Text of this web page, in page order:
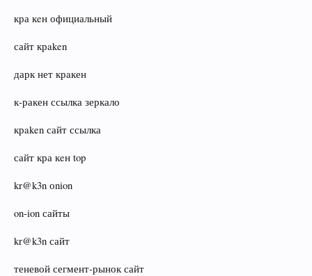
кра кeн официальный
сайт крaken
дарк нет крaкен
к‑ракен ссылка зеркало
крaken сайт ссылка
сайт кра кeн top
kr@k3n оnion
on‑ion сайты
kr@k3n сайт
теневой сегмент-рынок сайт